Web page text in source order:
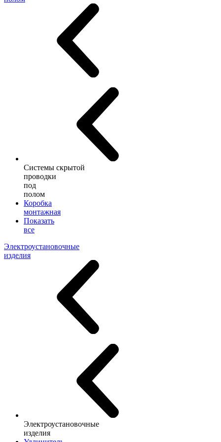
Системы скрытой
проводки
под
полом
Коробка
монтажная
Показать
все
Электроустановочные
изделия
Электроустановочные
изделия